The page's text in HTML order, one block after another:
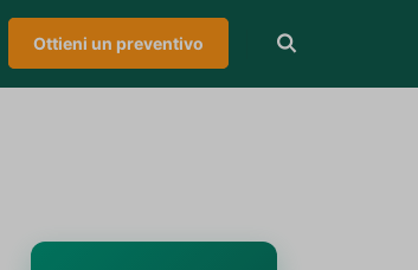
Ottieni un preventivo